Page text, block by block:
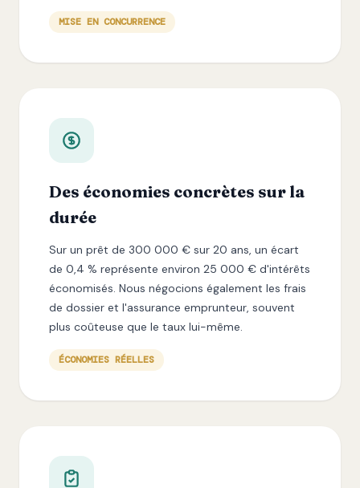
MISE EN CONCURRENCE
Des économies concrètes sur la
durée
Sur un prêt de 300 000 € sur 20 ans, un écart
de 0,4 % représente environ 25 000 € d'intérêts
économisés. Nous négocions également les frais
de dossier et l'assurance emprunteur, souvent
plus coûteuse que le taux lui-même.
ÉCONOMIES RÉELLES